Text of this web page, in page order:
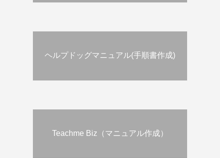
ヘルプドッグマニュアル(手順書作成)
Teachme Biz（マニュアル作成）